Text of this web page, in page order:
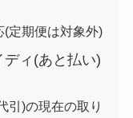
(定期便は対象外)
ィ(あと払い)
引)の現在の取り